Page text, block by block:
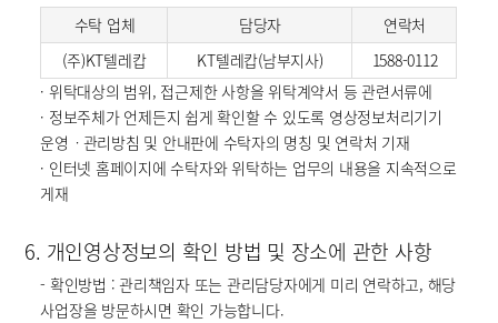
수탁 업체 담당자
연락처
(주)KT텔레캅
KT텔레캅(남부지사)
1588-0112
· 위탁대상의 범위, 접근제한 사항을 위탁계약서 등 관련서류에
· 정보주체가 언제든지 쉽게 확인할 수 있도록 영상정보처리기기
운영ㆍ관리방침 및 안내판에 수탁자의 명칭 및 연락처 기재
· 인터넷 홈페이지에 수탁자와 위탁하는 업무의 내용을 지속적으로
게재
6. 개인영상정보의 확인 방법 및 장소에 관한 사항
- 확인방법 : 관리책임자 또는 관리담당자에게 미리 연락하고, 해당
사업장을 방문하시면 확인 가능합니다.